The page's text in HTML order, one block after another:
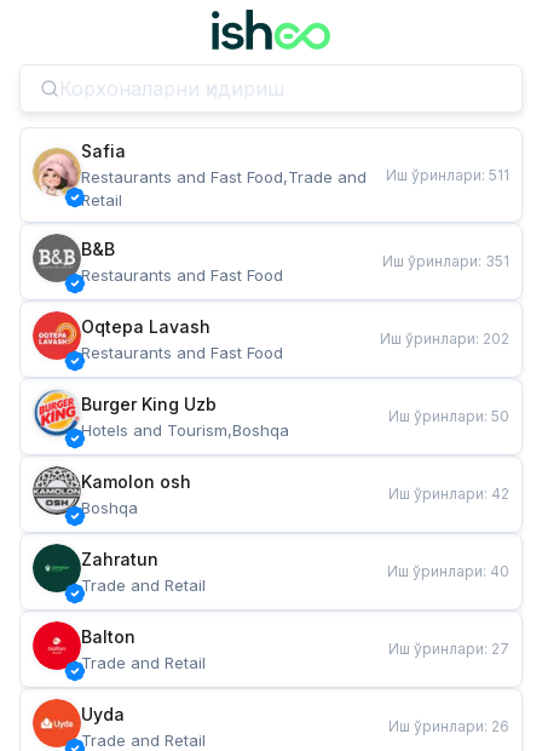
Safia
Restaurants and Fast Food,Trade and
Retail
Иш ўринлари: 511
B&B
Restaurants and Fast Food
Иш ўринлари: 351
Oqtepa Lavash
Restaurants and Fast Food
Иш ўринлари: 202
Burger King Uzb
Hotels and Tourism,Boshqa
Иш ўринлари: 50
Kamolon osh
Boshqa
Иш ўринлари: 42
Zahratun
Trade and Retail
Иш ўринлари: 40
Balton
Trade and Retail
Иш ўринлари: 27
Uyda
Trade and Retail
Иш ўринлари: 26